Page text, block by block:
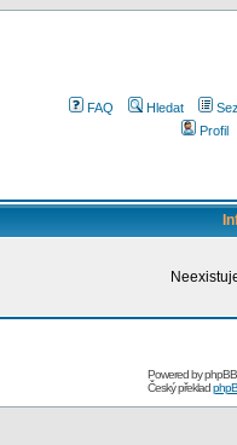
FAQ Hledat
Profil
Powered byphpBB
Český překlad